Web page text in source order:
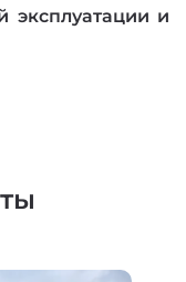
эксплуатации и